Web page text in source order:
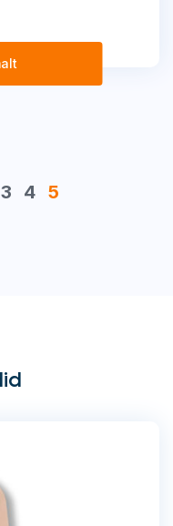
3 4 5